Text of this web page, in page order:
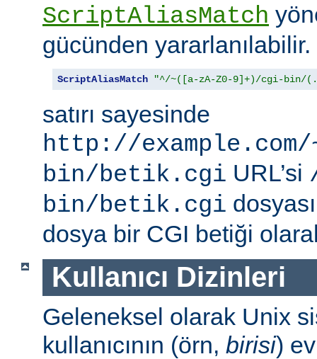
ScriptAliasMatch
gücünden
ScriptAliasMatch "^/~([a-zA-Z0-9]+)/cgi-bin/
satırı sayesinde
http://
bin/betik.cgi URL’si
bin/betik.cgi
dosya bir CGI betiği olarak
Kullanıcı Dizinleri
Geleneksel olarak Unix
kullanıcının (örn, birisi)